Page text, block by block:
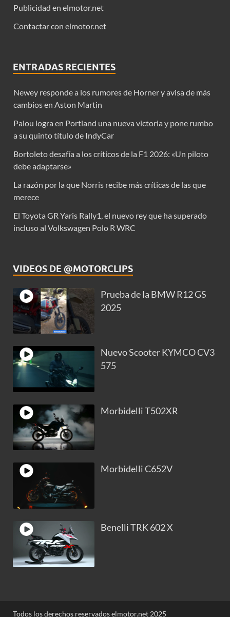
Publicidad en elmotor.net
Contactar con elmotor.net
ENTRADAS RECIENTES
Newey responde a los rumores de Horner y avisa de más
cambios en Aston Martin
Palou logra en Portland una nueva victoria y pone rumbo
a su quinto título de IndyCar
Bortoleto desafía a los críticos de la F1 2026: «Un piloto
debe adaptarse»
La razón por la que Norris recibe más críticas de las que
merece
El Toyota GR Yaris Rally1, el nuevo rey que ha superado
incluso al Volkswagen Polo R WRC
VIDEOS DE @MOTORCLIPS
Prueba de la BMW R12 GS
2025
Nuevo Scooter KYMCO CV3
575
Morbidelli T502XR
Morbidelli C652V
Benelli TRK 602 X
Todos los derechos reservados elmotor.net 2025